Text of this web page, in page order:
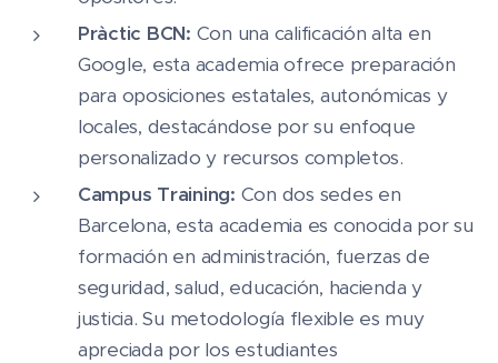
Pràctic BCN: Con una calificación alta en
Google, esta academia ofrece preparación
para oposiciones estatales, autonómicas y
locales, destacándose por su enfoque
personalizado y recursos completos​​.
Campus Training: Con dos sedes en
Barcelona, esta academia es conocida por su
formación en administración, fuerzas de
seguridad, salud, educación, hacienda y
justicia. Su metodología flexible es muy
apreciada por los estudiantes​